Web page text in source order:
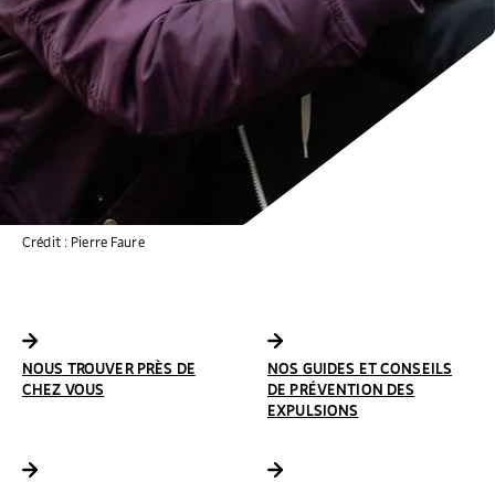
Crédit : Pierre Faure
NOUS TROUVER PRÈS DE
CHEZ VOUS
NOS GUIDES ET CONSEILS
DE PRÉVENTION DES
EXPULSIONS